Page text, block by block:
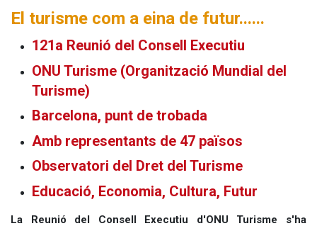
Link Classroom
El turisme com a eina de futur......
121a Reunió del Consell Executiu
ONU Turisme (Organització Mundial del
Turisme)
Barcelona, punt de trobada
Amb representants de 47 països
Observatori del Dret del Turisme
Educació, Economia, Cultura, Futur
La Reunió del Consell Executiu d'ONU Turisme s'ha